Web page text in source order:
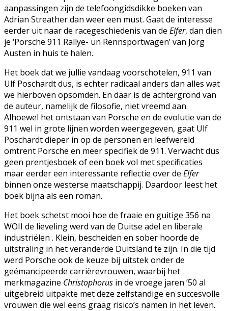
aanpassingen zijn de telefoongidsdikke boeken van
Adrian Streather dan weer een must. Gaat de interesse
eerder uit naar de racegeschiedenis van de Elfer, dan dien
je ‘Porsche 911 Rallye- un Rennsportwagen’ van Jörg
Austen in huis te halen.
Het boek dat we jullie vandaag voorschotelen, 911 van
Ulf Poschardt dus, is echter radicaal anders dan alles wat
we hierboven opsomden. En daar is de achtergrond van
de auteur, namelijk de filosofie, niet vreemd aan.
Alhoewel het ontstaan van Porsche en de evolutie van de
911 wel in grote lijnen worden weergegeven, gaat Ulf
Poschardt dieper in op de personen en leefwereld
omtrent Porsche en meer specifiek de 911. Verwacht dus
geen prentjesboek of een boek vol met specificaties
maar eerder een interessante reflectie over de Elfer
binnen onze westerse maatschappij. Daardoor leest het
boek bijna als een roman.
Het boek schetst mooi hoe de fraaie en guitige 356 na
WOII de lieveling werd van de Duitse adel en liberale
industriëlen . Klein, bescheiden en sober hoorde de
uitstraling in het veranderde Duitsland te zijn. In die tijd
werd Porsche ook de keuze bij uitstek onder de
geëmancipeerde carrièrevrouwen, waarbij het
merkmagazine Christophorus in de vroege jaren ’50 al
uitgebreid uitpakte met deze zelfstandige en succesvolle
vrouwen die wel eens graag risico’s namen in het leven.